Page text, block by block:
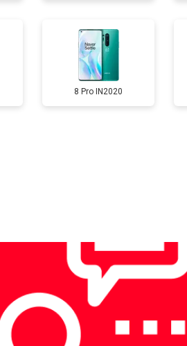
от 1400 ₽
8 Pro IN2020